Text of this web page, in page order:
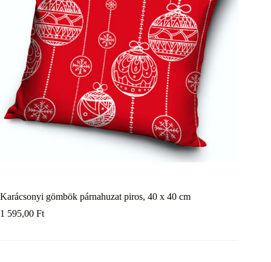
Karácsonyi gömbök párnahuzat piros, 40 x 40 cm
1 595,00 Ft